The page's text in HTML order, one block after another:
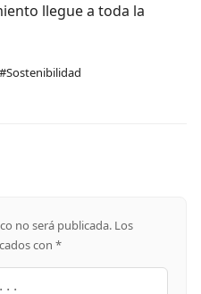
llegue a toda la
no será publicada. Los
con *